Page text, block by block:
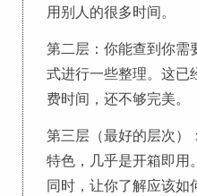
用别人的很多时间。
第二层：你能查到你需
式进行一些整理。这已
费时间，还不够完美。
第三层（最好的层次）
特色，几乎是开箱即用
同时，让你了解应该如